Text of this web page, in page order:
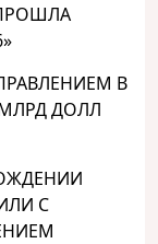
В
ДОЛЛ
С